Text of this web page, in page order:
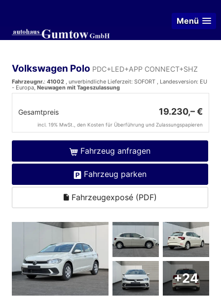
Menü
Volkswagen Polo PDC+LED+APP CONNECT+SHZ
Fahrzeugnr.: 41002 , unverbindliche Lieferzeit: SOFORT , Landesversion: EU
- Europa, Neuwagen mit Tageszulassung
Gesamtpreis 19.230,– €
incl. 19% MwSt., den Kosten für Überführung und Zulassungspapieren
Fahrzeug anfragen
Fahrzeug parken
Fahrzeugexposé (PDF)
+24